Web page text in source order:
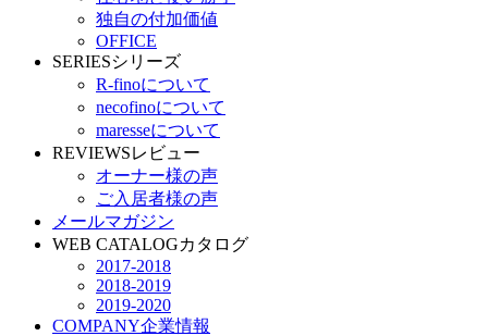
独自の付加価値
OFFICE
SERIESシリーズ
R-finoについて
necofinoについて
maresseについて
REVIEWSレビュー
オーナー様の声
ご入居者様の声
メールマガジン
WEB CATALOGカタログ
2017-2018
2018-2019
2019-2020
COMPANY企業情報